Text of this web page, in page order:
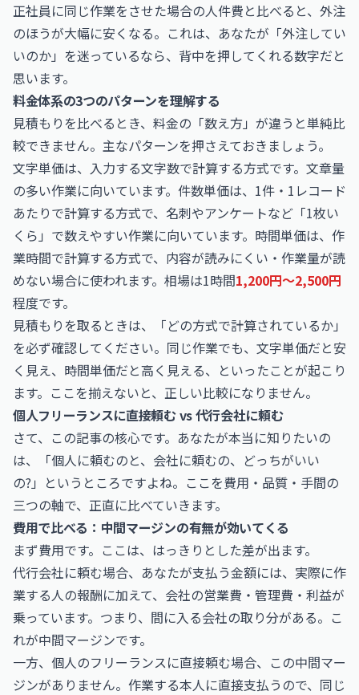
正社員に同じ作業をさせた場合の人件費と比べると、外注
のほうが大幅に安くなる。これは、あなたが「外注してい
いのか」を迷っているなら、背中を押してくれる数字だと
思います。
料金体系の3つのパターンを理解する
見積もりを比べるとき、料金の「数え方」が違うと単純比
較できません。主なパターンを押さえておきましょう。
文字単価は、入力する文字数で計算する方式です。文章量
の多い作業に向いています。件数単価は、1件・1レコード
あたりで計算する方式で、名刺やアンケートなど「1枚い
くら」で数えやすい作業に向いています。時間単価は、作
業時間で計算する方式で、内容が読みにくい・作業量が読
めない場合に使われます。相場は1時間1,200円〜2,500円
程度です。
見積もりを取るときは、「どの方式で計算されているか」
を必ず確認してください。同じ作業でも、文字単価だと安
く見え、時間単価だと高く見える、といったことが起こり
ます。ここを揃えないと、正しい比較になりません。
個人フリーランスに直接頼む vs 代行会社に頼む
さて、この記事の核心です。あなたが本当に知りたいの
は、「個人に頼むのと、会社に頼むの、どっちがいい
の?」というところですよね。ここを費用・品質・手間の
三つの軸で、正直に比べていきます。
費用で比べる：中間マージンの有無が効いてくる
まず費用です。ここは、はっきりとした差が出ます。
代行会社に頼む場合、あなたが支払う金額には、実際に作
業する人の報酬に加えて、会社の営業費・管理費・利益が
乗っています。つまり、間に入る会社の取り分がある。こ
れが中間マージンです。
一方、個人のフリーランスに直接頼む場合、この中間マー
ジンがありません。作業する本人に直接支払うので、同じ